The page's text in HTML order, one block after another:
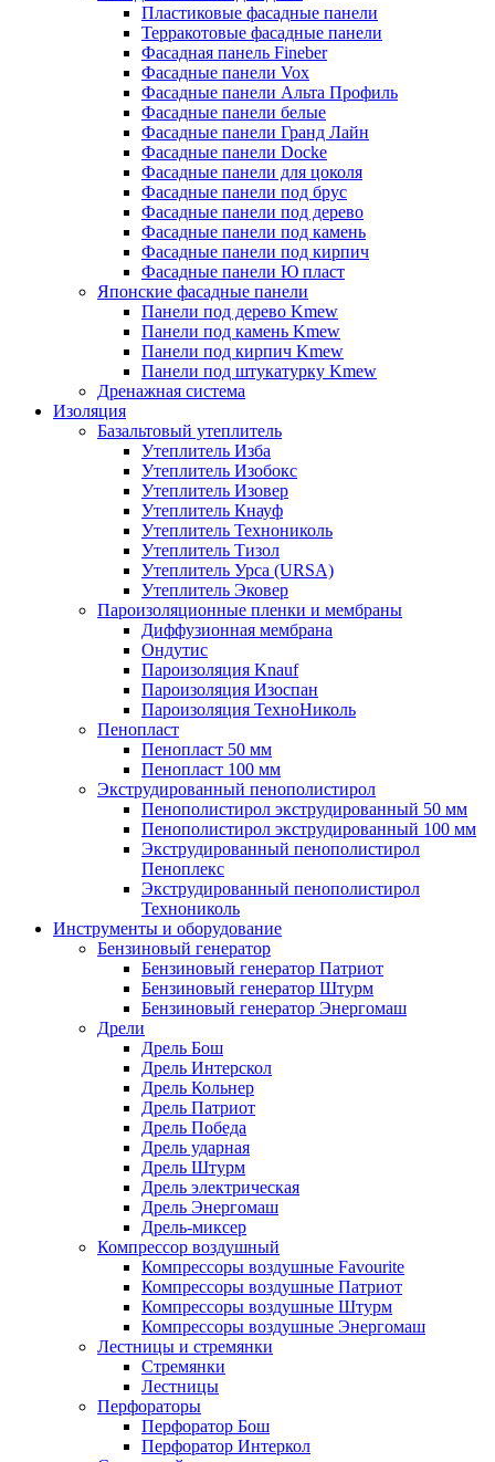
Пластиковые фасадные панели
Терракотовые фасадные панели
Фасадная панель Fineber
Фасадные панели Vox
Фасадные панели Альта Профиль
Фасадные панели белые
Фасадные панели Гранд Лайн
Фасадные панели Docke
Фасадные панели для цоколя
Фасадные панели под брус
Фасадные панели под дерево
Фасадные панели под камень
Фасадные панели под кирпич
Фасадные панели Ю пласт
Японские фасадные панели
Панели под дерево Kmew
Панели под камень Kmew
Панели под кирпич Kmew
Панели под штукатурку Kmew
Дренажная система
Изоляция
Базальтовый утеплитель
Утеплитель Изба
Утеплитель Изобокс
Утеплитель Изовер
Утеплитель Кнауф
Утеплитель Технониколь
Утеплитель Тизол
Утеплитель Урса (URSA)
Утеплитель Эковер
Пароизоляционные пленки и мембраны
Диффузионная мембрана
Ондутис
Пароизоляция Knauf
Пароизоляция Изоспан
Пароизоляция ТехноНиколь
Пенопласт
Пенопласт 50 мм
Пенопласт 100 мм
Экструдированный пенополистирол
Пенополистирол экструдированный 50 мм
Пенополистирол экструдированный 100 мм
Экструдированный пенополистирол
Пеноплекс
Экструдированный пенополистирол
Технониколь
Инструменты и оборудование
Бензиновый генератор
Бензиновый генератор Патриот
Бензиновый генератор Штурм
Бензиновый генератор Энергомаш
Дрели
Дрель Бош
Дрель Интерскол
Дрель Кольнер
Дрель Патриот
Дрель Победа
Дрель ударная
Дрель Штурм
Дрель электрическая
Дрель Энергомаш
Дрель-миксер
Компрессор воздушный
Компрессоры воздушные Favourite
Компрессоры воздушные Патриот
Компрессоры воздушные Штурм
Компрессоры воздушные Энергомаш
Лестницы и стремянки
Стремянки
Лестницы
Перфораторы
Перфоратор Бош
Перфоратор Интеркол